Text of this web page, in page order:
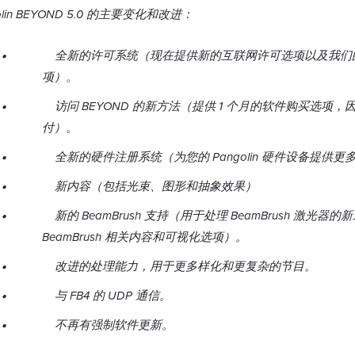
BEYOND 5.0 的主要变化和改进：
全新的许可系统（现在提供新的互联网许可选项以及我们
项）。
访问 BEYOND 的新方法（提供 1 个月的软件购买选项，
付）。
全新的硬件注册系统（为您的 Pangolin 硬件设备提供更
新内容（包括光束、图形和抽象效果）
新的 BeamBrush 支持（用于处理 BeamBrush 激光器的
BeamBrush 相关内容和可视化选项）。
改进的处理能力，用于更多样化和更复杂的节目。
与 FB4 的 UDP 通信。
不再有强制软件更新。